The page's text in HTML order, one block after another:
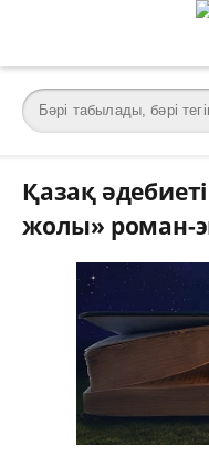
Қазақ
жолы» роман-